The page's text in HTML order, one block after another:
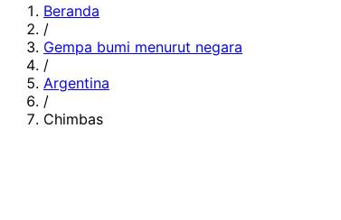
Beranda
/
Gempa bumi menurut negara
/
Argentina
/
Chimbas